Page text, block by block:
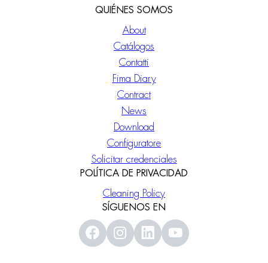
QUIÉNES SOMOS
About
Catálogos
Contatti
Fima Diary
Contract
News
Download
Configuratore
Solicitar credenciales
POLÍTICA DE PRIVACIDAD
Cleaning Policy
SÍGUENOS EN